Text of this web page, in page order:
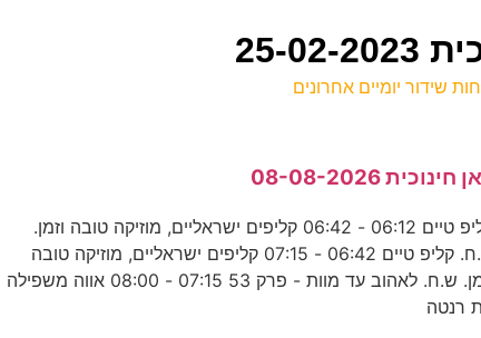
שידור יומיים אחרונים
חינוכית 08-08-2026
קליפ טיים 06:12 - 06:42 קליפים ישראליים, מוזיקה טובה וזמן.
ש.ח. קליפ טיים 06:42 - 07:15 קליפים ישראליים, מוזיקה טובה
וזמן. ש.ח. לאהוב עד מוות - פרק 53 07:15 - 08:00 אווה משפילה
רנטה